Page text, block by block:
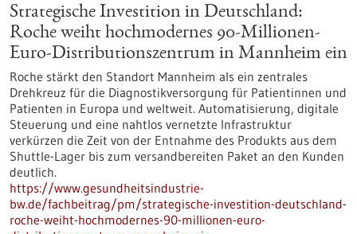
Strategische Investition in Deutschland:
Roche weiht hochmodernes 90-Millionen-
Euro-Distributionszentrum in Mannheim ein
Roche stärkt den Standort Mannheim als ein zentrales
Drehkreuz für die Diagnostikversorgung für Patientinnen und
Patienten in Europa und weltweit. Automatisierung, digitale
Steuerung und eine nahtlos vernetzte Infrastruktur
verkürzen die Zeit von der Entnahme des Produkts aus dem
Shuttle-Lager bis zum versandbereiten Paket an den Kunden
deutlich.
https://www.gesundheitsindustrie-
bw.de/fachbeitrag/pm/strategische-investition-deutschland-
roche-weiht-hochmodernes-90-millionen-euro-